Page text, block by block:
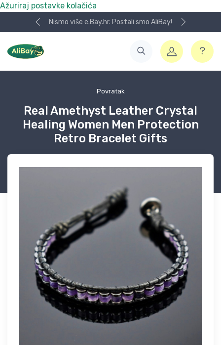
Ažuriraj postavke kolačića
Nismo više e.Bay.hr. Postali smo AliBay!
Povratak
Real Amethyst Leather Crystal
Healing Women Men Protection
Retro Bracelet Gifts